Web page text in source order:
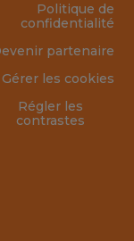
Politique de
confidentialité
partenaire
Gérer les cookies
Régler les
contrastes